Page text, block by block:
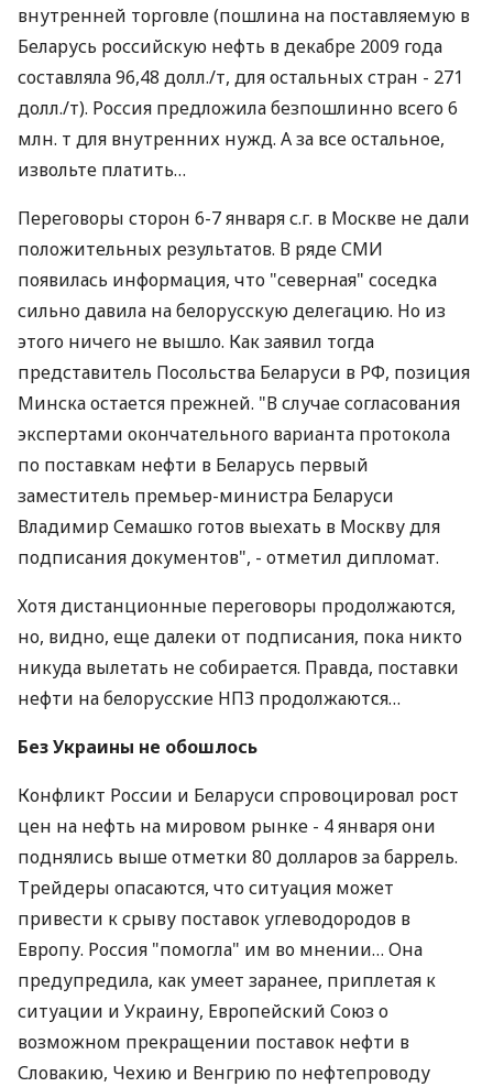
внутренней торговле (пошлина на поставляемую в
Беларусь российскую нефть в декабре 2009 года
составляла 96,48 долл./т, для остальных стран - 271
долл./т). Россия предложила безпошлинно всего 6
млн. т для внутренних нужд. А за все остальное,
извольте платить…
Переговоры сторон 6-7 января с.г. в Москве не дали
положительных результатов. В ряде СМИ
появилась информация, что "северная" соседка
сильно давила на белорусскую делегацию. Но из
этого ничего не вышло. Как заявил тогда
представитель Посольства Беларуси в РФ, позиция
Минска остается прежней. "В случае согласования
экспертами окончательного варианта протокола
по поставкам нефти в Беларусь первый
заместитель премьер-министра Беларуси
Владимир Семашко готов выехать в Москву для
подписания документов", - отметил дипломат.
Хотя дистанционные переговоры продолжаются,
но, видно, еще далеки от подписания, пока никто
никуда вылетать не собирается. Правда, поставки
нефти на белорусские НПЗ продолжаются…
Без Украины не обошлось
Конфликт России и Беларуси спровоцировал рост
цен на нефть на мировом рынке - 4 января они
поднялись выше отметки 80 долларов за баррель.
Трейдеры опасаются, что ситуация может
привести к срыву поставок углеводородов в
Европу. Россия "помогла" им во мнении… Она
предупредила, как умеет заранее, приплетая к
ситуации и Украину, Европейский Союз о
возможном прекращении поставок нефти в
Словакию, Чехию и Венгрию по нефтепроводу